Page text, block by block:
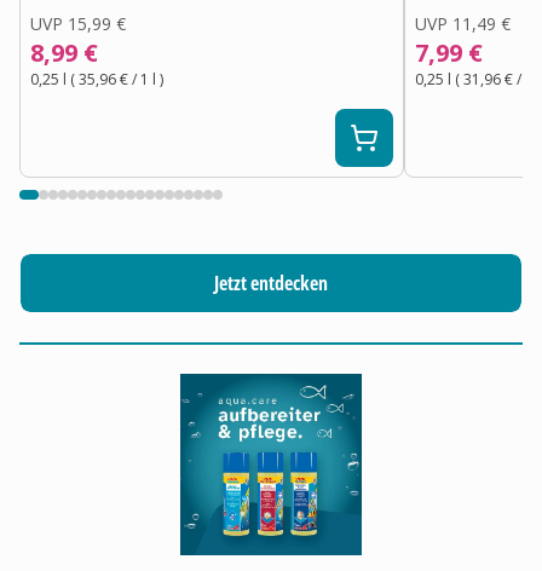
UVP 15,99 €
8,99 €
0,25 l (35,96 €/ 1 l )
UVP 11,49 €
7,99 €
0,25 l (31,96 €/ 1
Jetzt entdecken